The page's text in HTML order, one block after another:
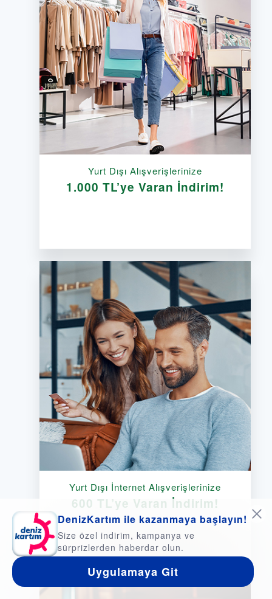
Yurt Dışı Alışverişlerinize
1.000 TL’ye Varan İndirim!
Yurt Dışı İnternet Alışverişlerinize
600 TL’ye Varan İndirim!
DenizKartım ile kazanmaya başlayın!
Size özel indirim, kampanya ve
sürprizlerden haberdar olun.
Uygulamaya Git